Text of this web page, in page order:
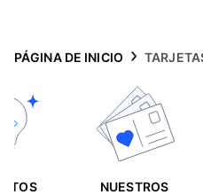
PÁGINA DE INICIO
NUESTROS